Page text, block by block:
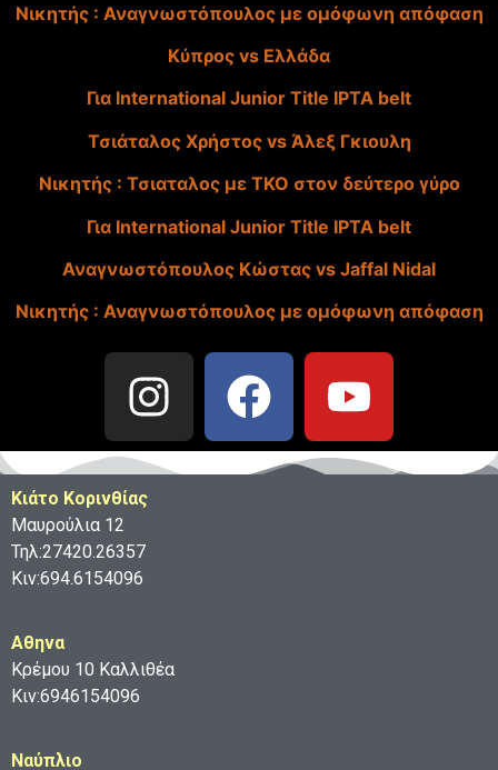
Νικητής : Αναγνωστόπουλος με ομόφωνη απόφαση
Kύπρος vs Ελλάδα
Για International Junior Title IPTA belt
Τσιάταλος Χρήστος vs Άλεξ Γκιουλη
Nικητής : Τσιαταλος με ΤΚΟ στον δεύτερο γύρο
Για International Junior Title IPTA belt
Αναγνωστόπουλος Κώστας vs Jaffal Nidal
Νικητής : Αναγνωστόπουλος με ομόφωνη απόφαση
Κιάτο Κορινθίας
Μαυρούλια 12
Τηλ:27420.26357
Κιν:694.6154096
Aθηνα
Κρέμου 10 Καλλιθέα
Κιν:6946154096
Ναύπλιο